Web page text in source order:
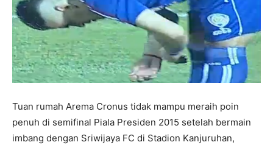
Tuan rumah Arema Cronus tidak mampu meraih poin
penuh di semifinal Piala Presiden 2015 setelah bermain
imbang dengan Sriwijaya FC di Stadion Kanjuruhan,